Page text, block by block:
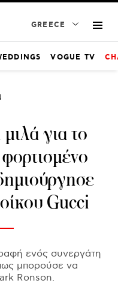
GREECE
VOGUE TV
για το
Gucci
ενός συνεργάτη
μπορούσε να
Ronson.